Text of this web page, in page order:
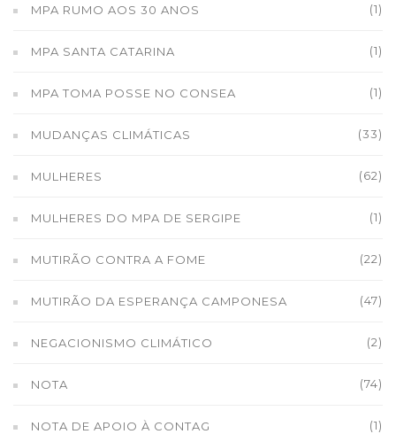
MPA RUMO AOS 30 ANOS (1)
MPA SANTA CATARINA (1)
MPA TOMA POSSE NO CONSEA (1)
MUDANÇAS CLIMÁTICAS (33)
MULHERES (62)
MULHERES DO MPA DE SERGIPE (1)
MUTIRÃO CONTRA A FOME (22)
MUTIRÃO DA ESPERANÇA CAMPONESA (47)
NEGACIONISMO CLIMÁTICO (2)
NOTA (74)
NOTA DE APOIO À CONTAG (1)